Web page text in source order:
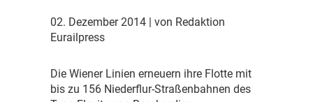
02. Dezember 2014
| von Redaktion
Eurailpress
Die Wiener Linien erneuern ihre Flotte mit
bis zu 156 Niederflur-Straßenbahnen des